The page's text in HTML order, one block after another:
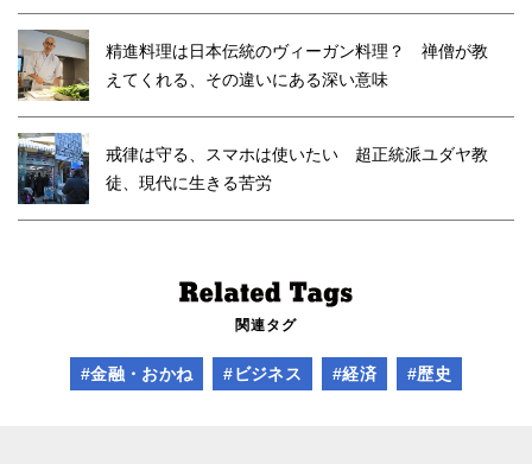
精進料理は日本伝統のヴィーガン料理？ 禅僧が教
えてくれる、その違いにある深い意味
戒律は守る、スマホは使いたい 超正統派ユダヤ教
徒、現代に生きる苦労
関連タグ
#金融・おかね #ビジネス #経済 #歴史